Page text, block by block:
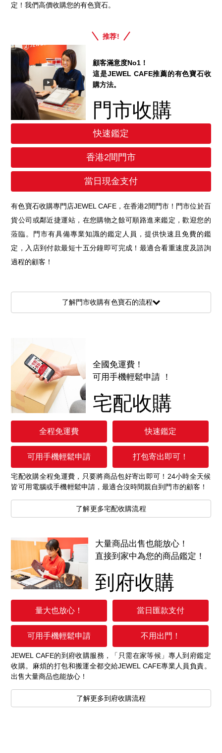
定！我們高價收購您的有色寶石。
推荐!
顧客滿意度No1！
這是JEWEL CAFE推薦的有色寶石收
購方法。
門市收購
快速鑑定
香港2間門市
當日現金支付
有色寶石收購專門店JEWEL CAFE，在香港2間門市！門市位於百
貨公司或鄰近捷運站，在您購物之餘可順路進來鑑定，歡迎您的
蒞臨。門市有具備專業知識的鑑定人員，提供快速且免費的鑑
定，入店到付款最短十五分鐘即可完成！最適合看重速度及諮詢
過程的顧客！
了解門市收購有色寶石的流程
全國免運費！
可用手機輕鬆申請 ！
宅配收購
全程免運費 快速鑑定
可用手機輕鬆申請 打包寄出即可！
宅配收購全程免運費，只要將商品包好寄出即可！24小時全天候
皆可用電腦或手機輕鬆申請，最適合沒時間親自到門市的顧客！
了解更多宅配收購流程
大量商品出售也能放心！
直接到家中為您的商品鑑定！
到府收購
量大也放心！ 當日匯款支付
可用手機輕鬆申請 不用出門！
JEWEL CAFE的到府收購服務，「只需在家等候」專人到府鑑定
收購。麻煩的打包和搬運全都交給JEWEL CAFE專業人員負責。
出售大量商品也能放心！
了解更多到府收購流程